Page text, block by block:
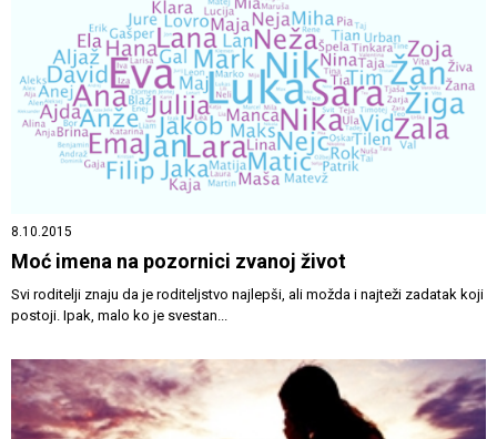
8.10.2015
Moć imena na pozornici zvanoj život
Svi roditelji znaju da je roditeljstvo najlepši, ali možda i najteži zadatak koji
postoji. Ipak, malo ko je svestan...